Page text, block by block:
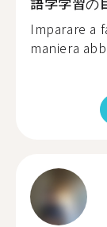
Imparare a
maniera